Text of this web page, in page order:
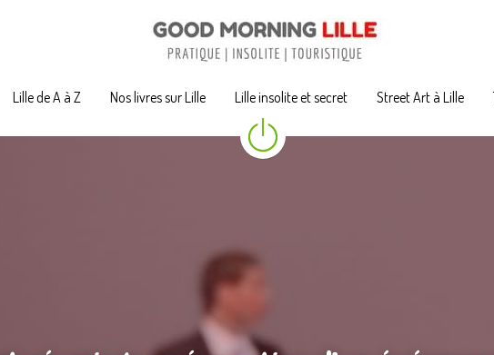
Lille de A à Z Nos livres sur Lille Lille insolite et secret Street Art à Lille
Lille de A à Z Nos livres sur Lille Lille insolite et secret Street Art à Lille